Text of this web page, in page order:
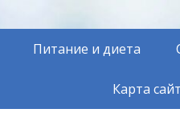
Питание и диета
Карта